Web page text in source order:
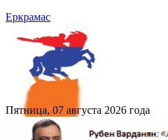
Еркрамас
Пятница, 07 августа 2026 года